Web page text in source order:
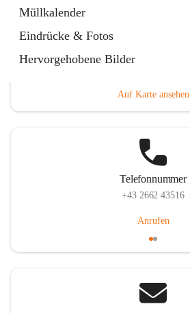
Müllkalender
Eindrücke & Fotos
Hervorgehobene BilderHauptadresse
Auf Karte ansehen
Telefonnummer
+43 2662 43516
Anrufen